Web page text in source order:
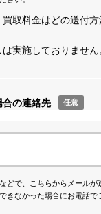
取料金はどの送付方
実施しておりません
合の連絡先 任意
どで、こちらからメールが
きなかった場合にお電話で